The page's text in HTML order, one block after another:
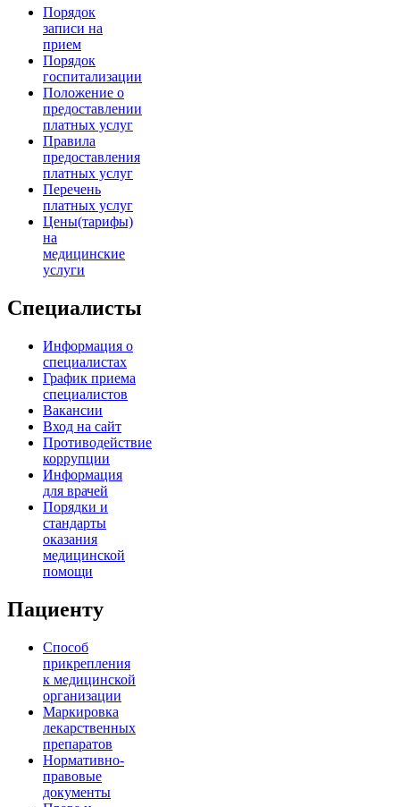
Порядок
записи на
прием
Порядок
госпитализации
Положение о
предоставлении
платных услуг
Правила
предоставления
платных услуг
Перечень
платных услуг
Цены(тарифы)
на
медицинские
услуги
Специалисты
Информация о
специалистах
График приема
специалистов
Вакансии
Вход на сайт
Противодействие
коррупции
Информация
для врачей
Порядки и
стандарты
оказания
медицинской
помощи
Пациенту
Способ
прикрепления
к медицинской
организации
Маркировка
лекарственных
препаратов
Нормативно-
правовые
документы